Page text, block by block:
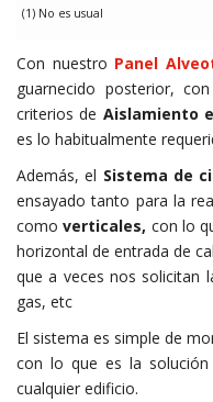
(1) No es usual
Con nuestro Panel
guarnecido posterior,
criterios de Aislamiento
es lo habitualmente
Además, el Sistema de
ensayado tanto para la
comoverticales, con lo
horizontal de entrada de
que a veces nos solicitan
gas, etc
El sistema es simple de
con lo que es la
cualquier edificio.